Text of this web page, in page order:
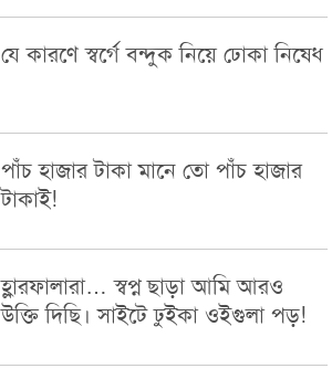
যে কারণে স্বর্গে বন্দুক নিয়ে ঢোকা নিষেধ
পাঁচ হাজার টাকা মানে তো পাঁচ হাজার
টাকাই!
হ্লারফালারা… স্বপ্ন ছাড়া আমি আরও
উক্তি দিছি। সাইটে ঢুইকা ওইগুলা পড়!